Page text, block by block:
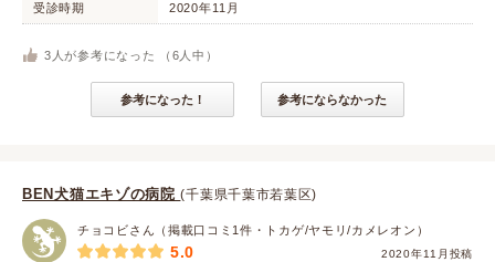
受診時期 2020年11月
3 人が参考になった （ 6 人中）
参考になった！ 参考にならなかった
BEN犬猫エキゾの病院(千葉県千葉市若葉区)
チョコビさん（掲載口コミ1件・トカゲ/ヤモリ/カメレオン）
2020年11月投稿
5.0